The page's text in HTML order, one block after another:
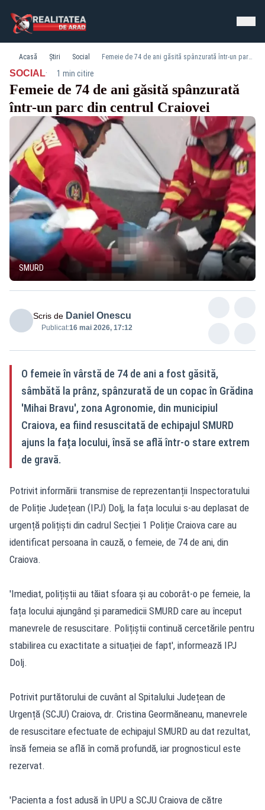
Acasă Știri Social Femeie de 74 de ani găsită spânzurată într-un parc din centrul Craiovei
SOCIAL· 1 min citire
Femeie de 74 de ani găsită spânzurată
într-un parc din centrul Craiovei
SMURD
Scris de Daniel Onescu
Publicat:16 mai 2026, 17:12
O femeie în vârstă de 74 de ani a fost găsită,
sâmbătă la prânz, spânzurată de un copac în Grădina
'Mihai Bravu', zona Agronomie, din municipiul
Craiova, ea fiind resuscitată de echipajul SMURD
ajuns la fața locului, însă se află într-o stare extrem
de gravă.
Potrivit informării transmise de reprezentanții Inspectoratului
de Poliție Județean (IPJ) Dolj, la fața locului s-au deplasat de
urgență polițiști din cadrul Secției 1 Poliție Craiova care au
identificat persoana în cauză, o femeie, de 74 de ani, din
Craiova.
'Imediat, polițiștii au tăiat sfoara și au coborât-o pe femeie, la
fața locului ajungând și paramedicii SMURD care au început
manevrele de resuscitare. Polițiștii continuă cercetările pentru
stabilirea cu exactitate a situației de fapt', informează IPJ
Dolj.
Potrivit purtătorului de cuvânt al Spitalului Județean de
Urgență (SCJU) Craiova, dr. Cristina Geormăneanu, manevrele
de resuscitare efectuate de echipajul SMURD au dat rezultat,
însă femeia se află în comă profundă, iar prognosticul este
rezervat.
'Pacienta a fost adusă în UPU a SCJU Craiova de către